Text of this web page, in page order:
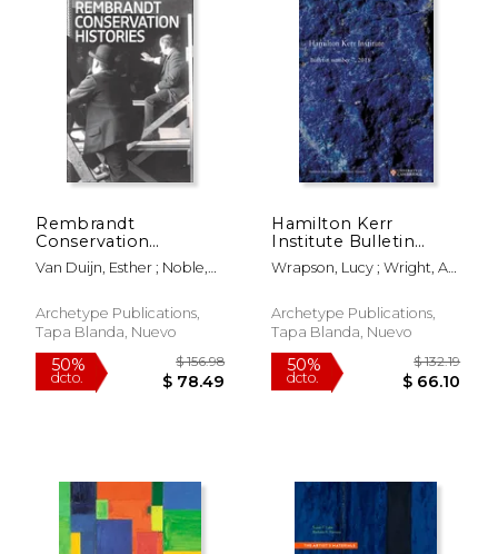
50%
dcto. $ 32.38
50%
dcto.
Rembrandt
Conservation
Histories (en Inglés)
Van Duijn, Esther ; Noble,
Archetype Publications,
Tapa Blanda, Nuevo
Hamilton Kerr
Institute Bulletin
Number 7, 2018 (en
Inglés)
Wrapson, Lucy ; Wright, Ad
Archetype Publications,
Tapa Blanda, Nuevo